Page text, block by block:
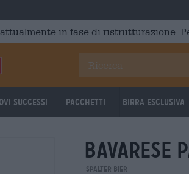
in fase di ristrutturazione.
successi Pacchetti Birra Esclusiva
Spalter Bier